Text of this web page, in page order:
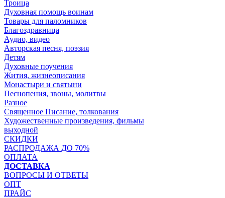
Троица
Духовная помощь воинам
Товары для паломников
Благоздравница
Аудио, видео
Авторская песня, поэзия
Детям
Духовные поучения
Жития, жизнеописания
Монастыри и святыни
Песнопения, звоны, молитвы
Разное
Священное Писание, толкования
Художественные произведения, фильмы
выходной
СКИДКИ
РАСПРОДАЖА ДО 70%
ОПЛАТА
ДОСТАВКА
ВОПРОСЫ И ОТВЕТЫ
ОПТ
ПРАЙС